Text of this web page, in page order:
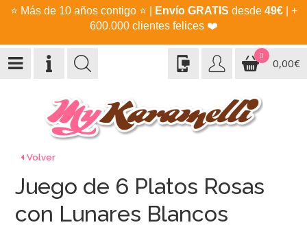
⭐ Más de 10 años contigo ⭐ Envío GRATIS desde 49€| +
600.000 clientes felices ❤️
0
0,00€
Volver
Juego de 6 Platos Rosas
con Lunares Blancos